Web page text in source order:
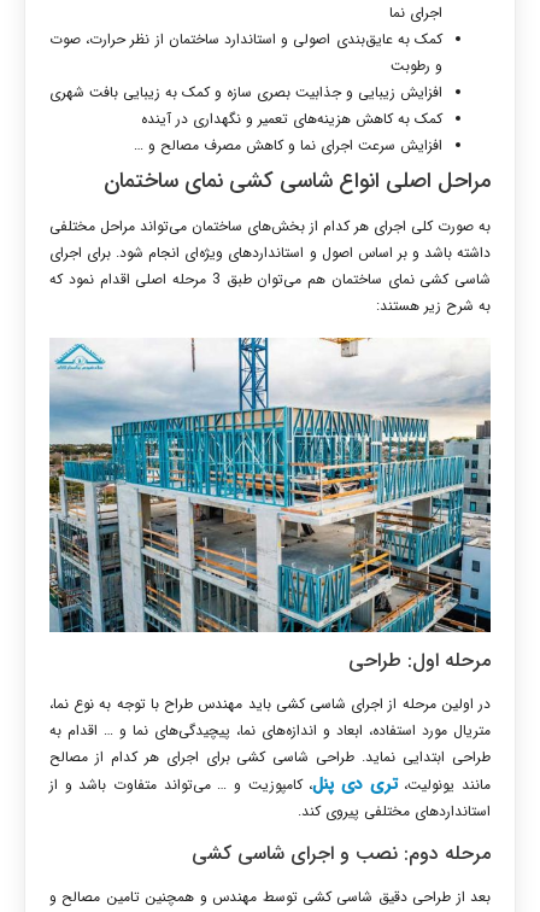
اجرای نما
کمک به عایق‌بندی اصولی و استاندارد ساختمان از نظر حرارت، صوت
و رطوبت
افزایش زیبایی و جذابیت بصری سازه و کمک به زیبایی بافت شهری
کمک به کاهش هزینه‌های تعمیر و نگهداری در آینده
افزایش سرعت اجرای نما و کاهش مصرف مصالح و …
مراحل اصلی انواع شاسی کشی نمای ساختمان
به صورت کلی اجرای هر کدام از بخش‌های ساختمان می‌تواند مراحل مختلفی
داشته باشد و بر اساس اصول و استانداردهای ویژه‌ای انجام شود. برای اجرای
شاسی کشی نمای ساختمان هم می‌توان طبق 3 مرحله اصلی اقدام نمود که
به شرح زیر هستند:
مرحله اول: طراحی
در اولین مرحله از اجرای شاسی کشی باید مهندس طراح با توجه به نوع نما،
متریال مورد استفاده، ابعاد و اندازه‌های نما، پیچیدگی‌های نما و … اقدام به
طراحی ابتدایی نماید. طراحی شاسی کشی برای اجرای هر کدام از مصالح
مانند یونولیت،تری دی پنل، کامپوزیت و … می‌تواند متفاوت باشد و از
استانداردهای مختلفی پیروی کند.
مرحله دوم: نصب و اجرای شاسی کشی
بعد از طراحی دقیق شاسی کشی توسط مهندس و همچنین تامین مصالح و